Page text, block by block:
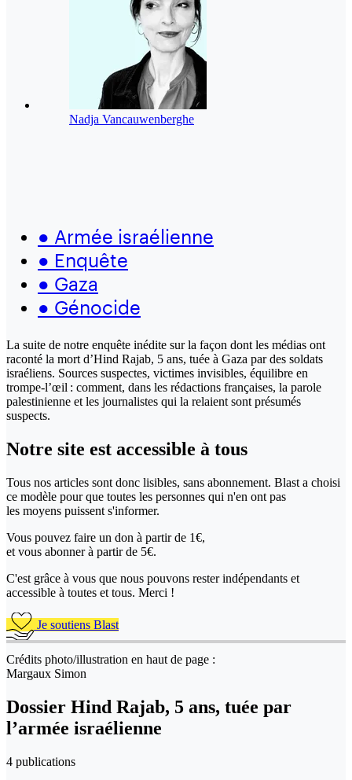
Nadja Vancauwenberghe
● Armée israélienne
● Enquête
● Gaza
● Génocide
La suite de notre enquête inédite sur la façon dont les médias ont
raconté la mort d’Hind Rajab, 5 ans, tuée à Gaza par des soldats
israéliens. Sources suspectes, victimes invisibles, équilibre en
trompe-l’œil : comment, dans les rédactions françaises, la parole
palestinienne et les journalistes qui la relaient sont présumés
suspects.
Notre site est accessible à tous
Tous nos articles sont donc lisibles, sans abonnement. Blast a choisi
ce modèle pour que toutes les personnes qui n'en ont pas
les moyens puissent s'informer.
Vous pouvez faire un don à partir de 1€,
et vous abonner à partir de 5€.
C'est grâce à vous que nous pouvons rester indépendants et
accessible à toutes et tous. Merci !
Je soutiens Blast
Crédits photo/illustration en haut de page :
Margaux Simon
Dossier Hind Rajab, 5 ans, tuée par
l’armée israélienne
4 publications